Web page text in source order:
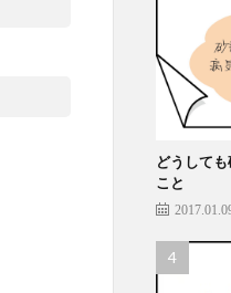
どうして
こと